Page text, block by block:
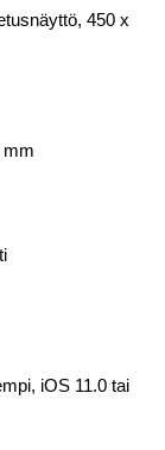
450 x
mm
iOS 11.0 tai